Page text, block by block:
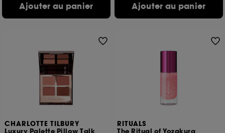
Ajouter au panier Ajouter au panier
CHARLOTTE TILBURY
RITUALS